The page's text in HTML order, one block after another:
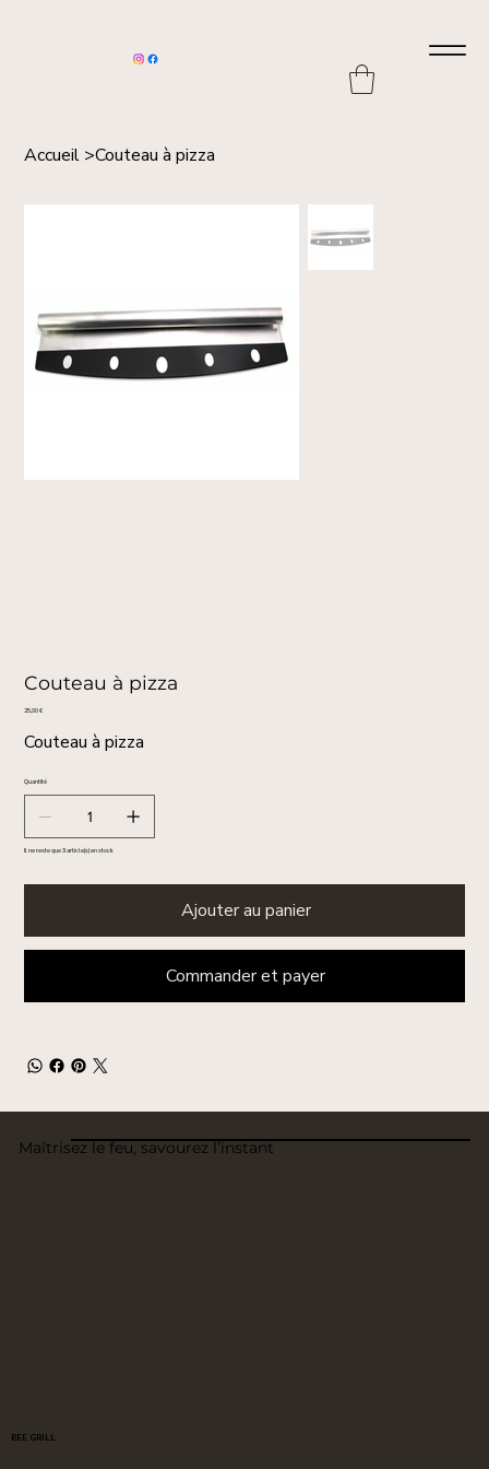
Accueil >Couteau à pizza
Couteau à pizza
Prix
25,00 €
Couteau à pizza
Quantité
Il ne reste que 3 article(s) en stock
Ajouter au panier
Commander et payer
Maîtrisez le feu, savourez l’instant
BEE GRILL